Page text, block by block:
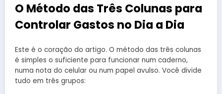
O Método das Três Colunas para
Controlar Gastos no Dia a Dia
Este é o coração do artigo. O método das três colunas
é simples o suficiente para funcionar num caderno,
numa nota do celular ou num papel avulso. Você divide
tudo em três grupos: